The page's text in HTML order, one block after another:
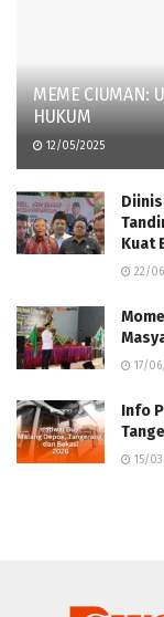
MEME CIUMAN:
HUKUM
12/05/2025
Kuat
22/
17/
Info
15/